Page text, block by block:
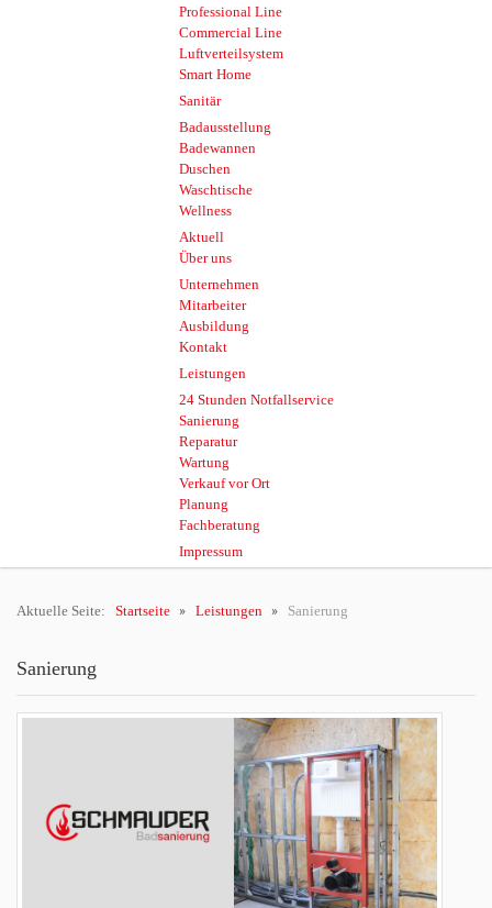
Professional Line
Commercial Line
Luftverteilsystem
Smart Home
Sanitär
Badausstellung
Badewannen
Duschen
Waschtische
Wellness
Aktuell
Über uns
Unternehmen
Mitarbeiter
Ausbildung
Kontakt
Leistungen
24 Stunden Notfallservice
Sanierung
Reparatur
Wartung
Verkauf vor Ort
Planung
Fachberatung
Impressum
Aktuelle Seite: Startseite Leistungen Sanierung
Sanierung